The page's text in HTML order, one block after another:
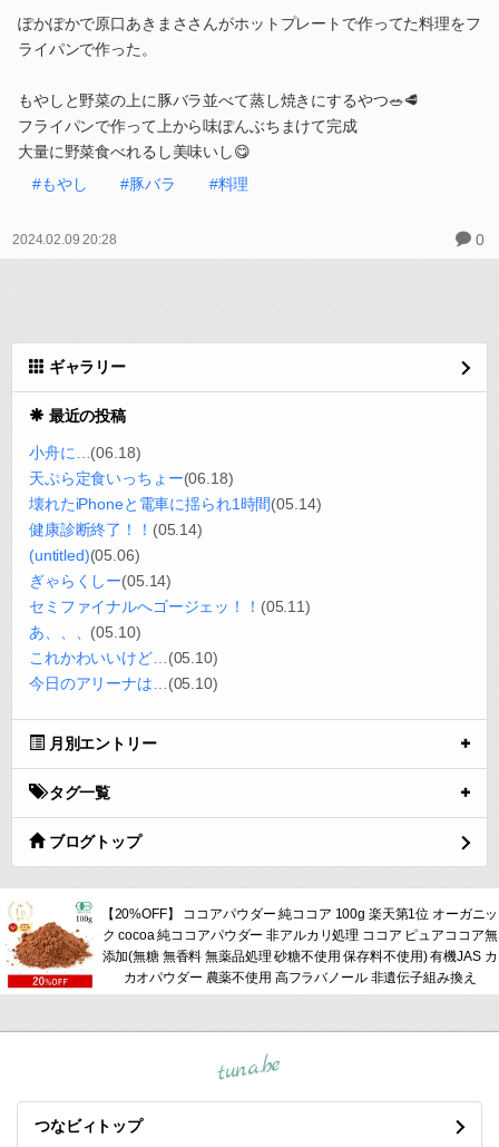
ぽかぽかで原口あきまささんがホットプレートで作ってた料理をフ
ライパンで作った。
もやしと野菜の上に豚バラ並べて蒸し焼きにするやつ🥗🥩
フライパンで作って上から味ぽんぶちまけて完成
大量に野菜食べれるし美味いし😋
#もやし
#豚バラ #料理
2024.02.09 20:28 0
ギャラリー
最近の投稿
小舟に… (06.18)
天ぷら定食いっちょー(06.18)
壊れたiPhoneと電車に揺られ1時間(05.14)
健康診断終了！！ (05.14)
(untitled)(05.06)
ぎゃらくしー(05.14)
セミファイナルへゴージェッ！！ (05.11)
あ、、、 (05.10)
これかわいいけど… (05.10)
今日のアリーナは… (05.10)
月別エントリー
タグ一覧
ブログトップ
【20%OFF】 ココアパウダー 純ココア 100g 楽天第1位 オーガニッ
ク cocoa 純ココアパウダー 非アルカリ処理 ココア ピュアココア無
添加(無糖 無香料 無薬品処理 砂糖不使用 保存料不使用) 有機JAS カ
カオパウダー 農薬不使用 高フラバノール 非遺伝子組み換え
tuna.be
つなビィトップ